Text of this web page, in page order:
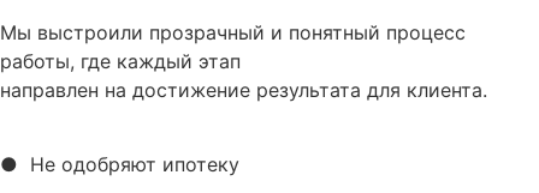
Мы выстроили прозрачный и понятный процесс
работы, где каждый этап
направлен на достижение результата для клиента.
● Не одобряют ипотеку